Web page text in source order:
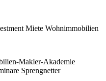
Miete Wohnimmobilien
Makler-Akademie
Sprengnetter